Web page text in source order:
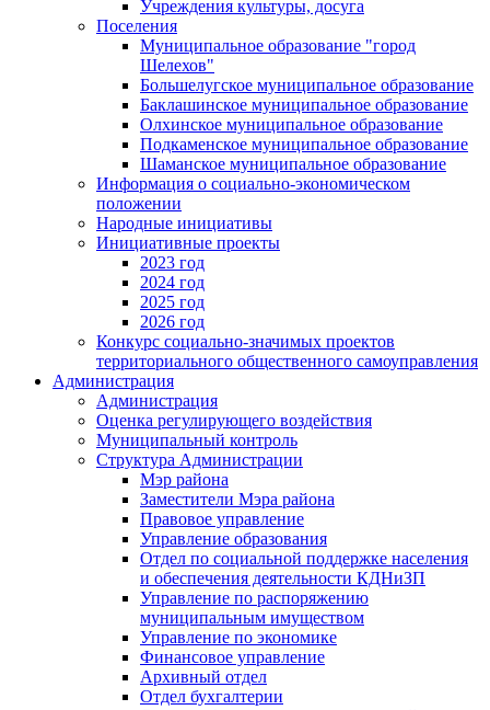
Учреждения культуры, досуга
Поселения
Муниципальное образование "город
Шелехов"
Большелугское муниципальное образование
Баклашинское муниципальное образование
Олхинское муниципальное образование
Подкаменское муниципальное образование
Шаманское муниципальное образование
Информация о социально-экономическом
положении
Народные инициативы
Инициативные проекты
2023 год
2024 год
2025 год
2026 год
Конкурс социально-значимых проектов
территориального общественного самоуправления
Администрация
Администрация
Оценка регулирующего воздействия
Муниципальный контроль
Структура Администрации
Мэр района
Заместители Мэра района
Правовое управление
Управление образования
Отдел по социальной поддержке населения
и обеспечения деятельности КДНиЗП
Управление по распоряжению
муниципальным имуществом
Управление по экономике
Финансовое управление
Архивный отдел
Отдел бухгалтерии